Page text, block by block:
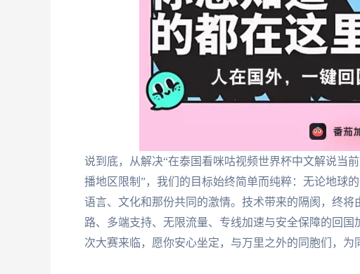
说到底，从解决“在泰国看咪咕视频世界杯中文解说当
播地区限制”，我们的目标始终简单而纯粹：无论地球
语言、文化和那份共同的激情。技术带来的隔阂，终
路、多端支持、无限流量、专线加速与安全保障的回
次大赛来临，愿你安心坐定，与万里之外的同胞们，为